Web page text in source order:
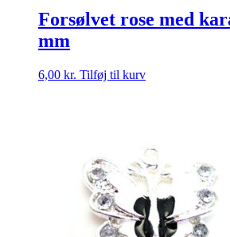
Forsølvet rose med
mm
6,00 kr. Tilføj til kurv